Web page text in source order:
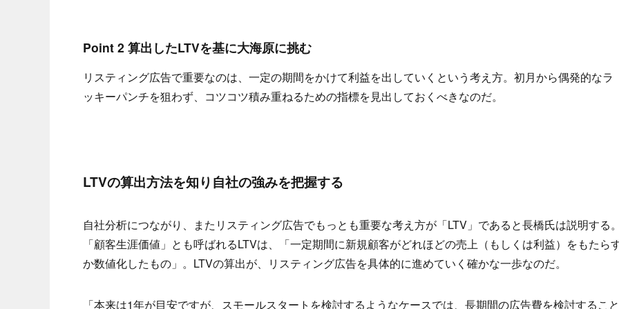
Point 2 算出したLTVを基に大海原に挑む
リスティング広告で重要なのは、一定の期間をかけて利益を出していくという考え方。初月から偶発的なラ
ッキーパンチを狙わず、コツコツ積み重ねるための指標を見出しておくべきなのだ。
LTVの算出方法を知り自社の強みを把握する
自社分析につながり、またリスティング広告でもっとも重要な考え方が「LTV」であると長橋氏は説明する。
「顧客生涯価値」とも呼ばれるLTVは、「一定期間に新規顧客がどれほどの売上（もしくは利益）をもたら
か数値化したもの」。LTVの算出が、リスティング広告を具体的に進めていく確かな一歩なのだ。
「本来は1年が目安ですが、スモールスタートを検討するようなケースでは、長期間の広告費を検討すること